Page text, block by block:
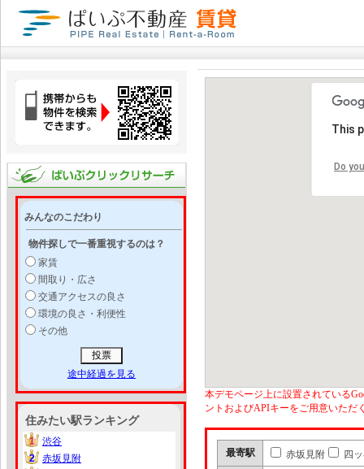
みんなのこだわり
物件探しで一番重視するのは？
家賃
間取り・広さ
交通アクセスの良さ
環境の良さ・利便性
その他
途中経過を見る
住みたい駅ランキング
1
1
渋谷
2
2
赤坂見附
This
Do
本デモページ上に設置されている
ントおよびAPIキーをご用意いただ
最寄駅 赤坂見附 四